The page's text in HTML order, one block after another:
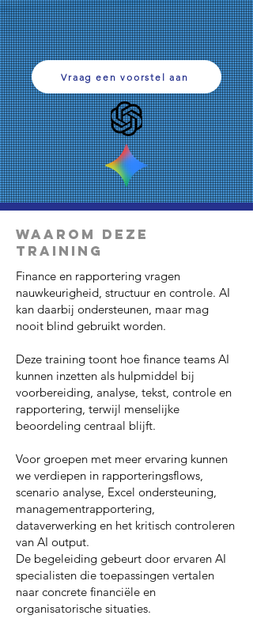
Vraag een voorstel aan
Waarom deze
Training
Finance en rapportering vragen
nauwkeurigheid, structuur en controle. AI
kan daarbij ondersteunen, maar mag
nooit blind gebruikt worden.
Deze training toont hoe finance teams AI
kunnen inzetten als hulpmiddel bij
voorbereiding, analyse, tekst, controle en
rapportering, terwijl menselijke
beoordeling centraal blijft.
Voor groepen met meer ervaring kunnen
we verdiepen in rapporteringsflows,
scenario analyse, Excel ondersteuning,
managementrapportering,
dataverwerking en het kritisch controleren
van AI output.
De begeleiding gebeurt door ervaren AI
specialisten die toepassingen vertalen
naar concrete financiële en
organisatorische situaties.